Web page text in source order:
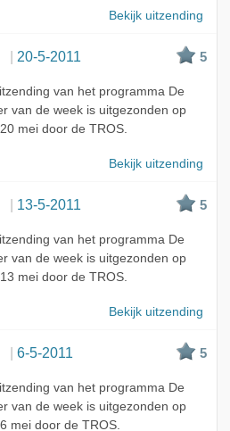
Bekijk uitzending
20-5-2011 5
van het programma De
van de week is uitgezonden op
mei door de TROS.
Bekijk uitzending
13-5-2011 5
van het programma De
van de week is uitgezonden op
mei door de TROS.
Bekijk uitzending
6-5-2011 5
van het programma De
van de week is uitgezonden op
mei door de TROS.